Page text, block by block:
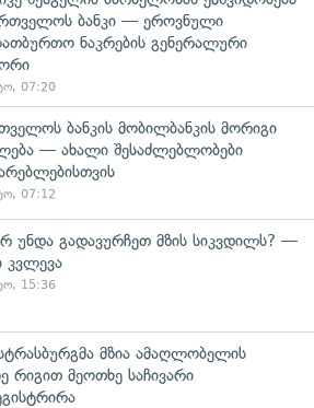
ბანკი — ეროვნული
ნაკრების გენერალური
07:20
ბანკის მობილბანკის მორიგი
— ახალი შესაძლებლობები
07:12
უნდა გადავურჩეთ მზის სიკვდილს? —
კვლევა
15:36
მზია ამაღლობელის
რიგით მეოთხე საჩივარი